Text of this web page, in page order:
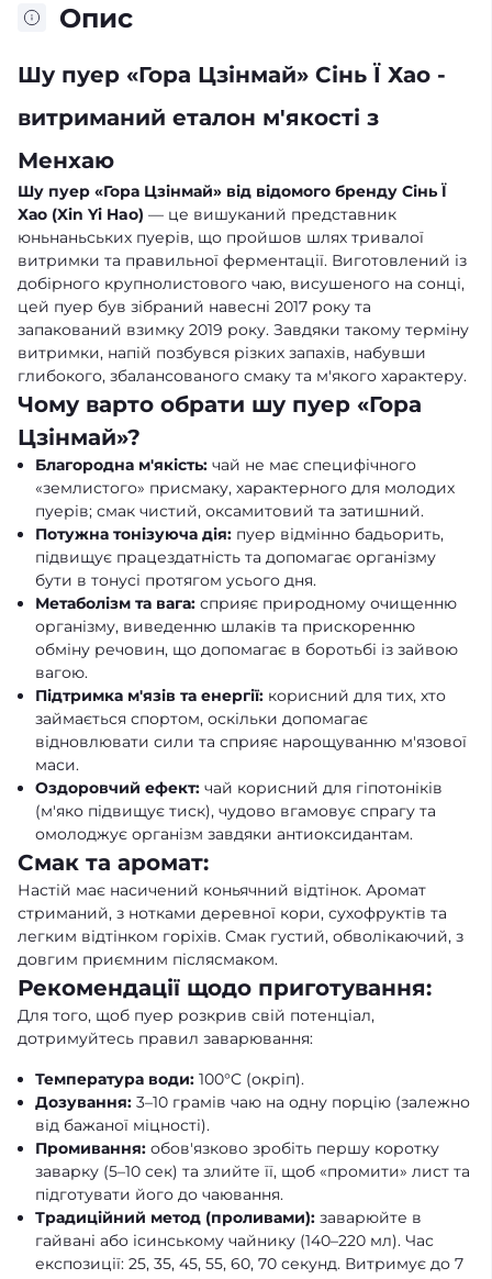
Опис
Шу пуер «Гора Цзінмай» Сінь Ї Хао -
витриманий еталон м'якості з
Менхаю
Шу пуер «Гора Цзінмай» від відомого бренду Сінь Ї
Хао (Xin Yi Hao) — це вишуканий представник
юньнаньських пуерів, що пройшов шлях тривалої
витримки та правильної ферментації. Виготовлений із
добірного крупнолистового чаю, висушеного на сонці,
цей пуер був зібраний навесні 2017 року та
запакований взимку 2019 року. Завдяки такому терміну
витримки, напій позбувся різких запахів, набувши
глибокого, збалансованого смаку та м'якого характеру.
Чому варто обрати шу пуер «Гора
Цзінмай»?
Благородна м'якість: чай не має специфічного
«землистого» присмаку, характерного для молодих
пуерів; смак чистий, оксамитовий та затишний.
Потужна тонізуюча дія: пуер відмінно бадьорить,
підвищує працездатність та допомагає організму
бути в тонусі протягом усього дня.
Метаболізм та вага: сприяє природному очищенню
організму, виведенню шлаків та прискоренню
обміну речовин, що допомагає в боротьбі із зайвою
вагою.
Підтримка м'язів та енергії: корисний для тих, хто
займається спортом, оскільки допомагає
відновлювати сили та сприяє нарощуванню м'язової
маси.
Оздоровчий ефект: чай корисний для гіпотоніків
(м'яко підвищує тиск), чудово вгамовує спрагу та
омолоджує організм завдяки антиоксидантам.
Смак та аромат:
Настій має насичений коньячний відтінок. Аромат
стриманий, з нотками деревної кори, сухофруктів та
легким відтінком горіхів. Смак густий, обволікаючий, з
довгим приємним післясмаком.
Рекомендації щодо приготування:
Для того, щоб пуер розкрив свій потенціал,
дотримуйтесь правил заварювання:
Температура води: 100°C (окріп).
Дозування: 3–10 грамів чаю на одну порцію (залежно
від бажаної міцності).
Промивання: обов'язково зробіть першу коротку
заварку (5–10 сек) та злийте її, щоб «промити» лист та
підготувати його до чаювання.
Традиційний метод (проливами): заварюйте в
гайвані або ісинському чайнику (140–220 мл). Час
експозиції: 25, 35, 45, 55, 60, 70 секунд. Витримує до 7